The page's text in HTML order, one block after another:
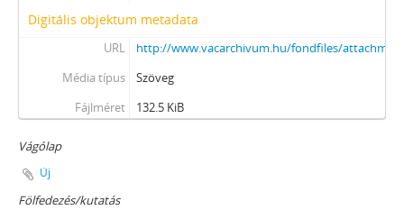
Digitális objektum metadata
URL
http://www.vacarchivum.hu/fondfiles/
Média típus
Szöveg
Fájlméret
132.5 KiB
Vágólap
Új
Fölfedezés/kutatás